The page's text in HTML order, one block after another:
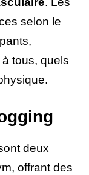
selon le
tous, quels
deux
offrant des